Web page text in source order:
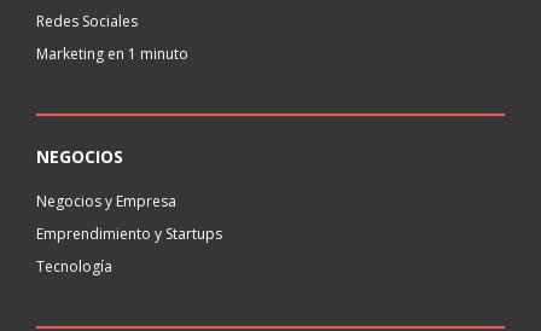
Redes Sociales
Marketing en 1 minuto
NEGOCIOS
Negocios y Empresa
Emprendimiento y Startups
Tecnología